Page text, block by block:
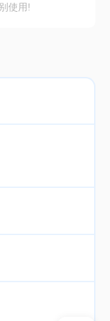
使用!